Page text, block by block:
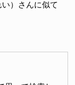
）さんに似て